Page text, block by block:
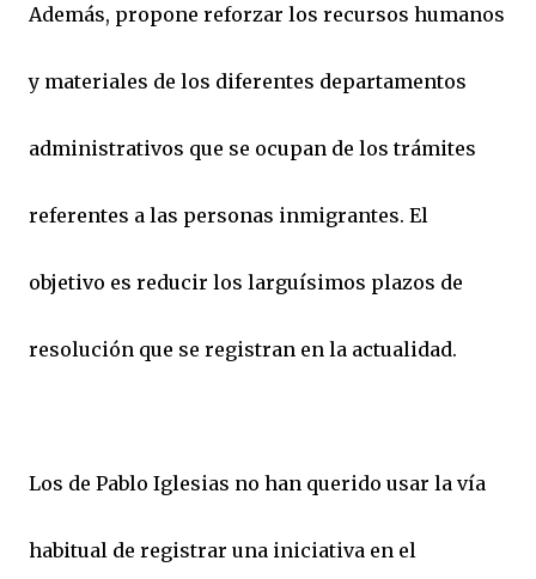
Además, propone reforzar los recursos humanos
y materiales de los diferentes departamentos
administrativos que se ocupan de los trámites
referentes a las personas inmigrantes. El
objetivo es reducir los larguísimos plazos de
resolución que se registran en la actualidad.
Los de Pablo Iglesias no han querido usar la vía
habitual de registrar una iniciativa en el